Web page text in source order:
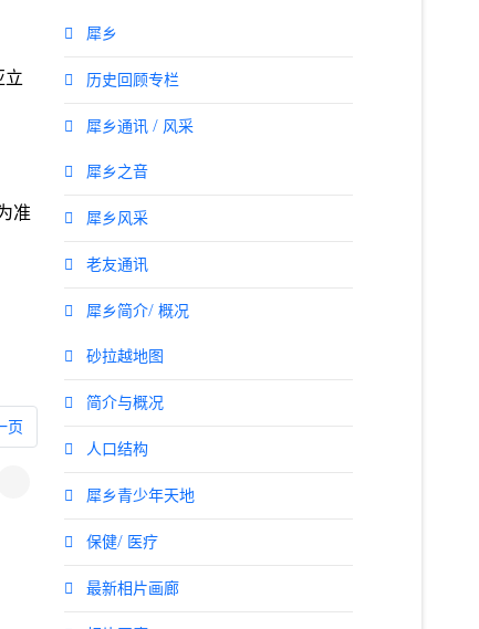
立
准
篇文章: 州会解散紧急法令未除 联邦将接管砂政权
页
犀乡
历史回顾专栏
犀乡通讯 / 风采
犀乡之音
犀乡风采
老友通讯
犀乡简介/ 概况
砂拉越地图
简介与概况
人口结构
犀乡青少年天地
保健/ 医疗
最新相片画廊